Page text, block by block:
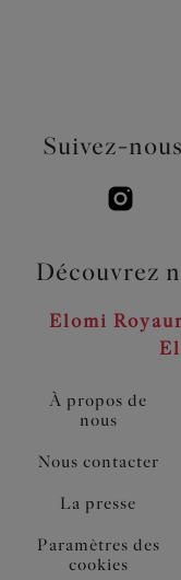
À propos de
nous
Nous contacter
La presse
Paramètres des
cookies
Suivez-
Découvrez
Elomi